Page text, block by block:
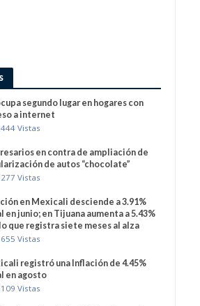
segundo lugar en hogares con
a internet
Vistas
en contra de ampliación de
de autos “chocolate”
Vistas
en Mexicali desciende a 3.91%
en junio; en Tijuana aumenta a 5.43%
que registra siete meses al alza
Vistas
registró una Inflación de 4.45%
en agosto
Vistas